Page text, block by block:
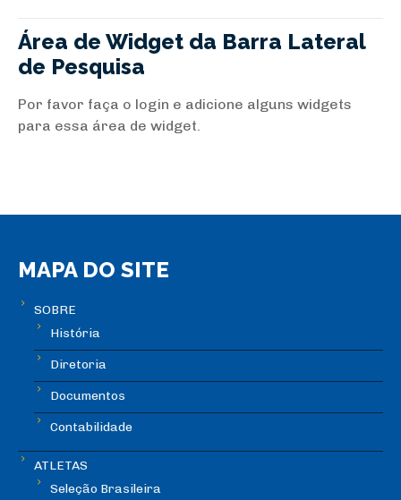
Área de Widget da Barra Lateral
de Pesquisa
Por favor faça o login e adicione alguns widgets
para essa área de widget.
MAPA DO SITE
SOBRE
História
Diretoria
Documentos
Contabilidade
ATLETAS
Seleção Brasileira